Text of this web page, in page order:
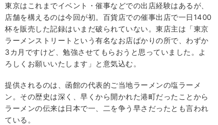
東京はこれまでイベント・催事などでの出店経験はあるが、
店舗を構えるのは今回が初。百貨店での催事出店で一日1400
杯を販売した記録はいまだ破られていない。東店主は「東京
ラーメンストリートという有名なお店ばかりの所で、わずか
3カ月ですけど、勉強させてもらおうと思っていました。よ
ろしくお願いいたします」と意気込む。
提供されるのは、函館の代表的ご当地ラーメンの塩ラーメ
ン。その歴史は深く、早くから開かれた港町だったことから
ラーメンの伝来は日本で一、二を争う早さだったとも言われ
ている。